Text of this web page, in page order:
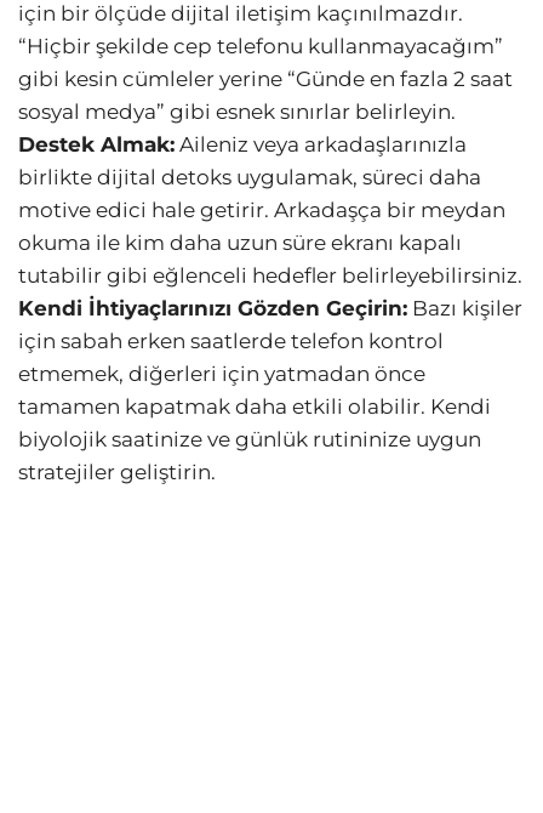
için bir ölçüde dijital iletişim kaçınılmazdır.
“Hiçbir şekilde cep telefonu kullanmayacağım”
gibi kesin cümleler yerine “Günde en fazla 2 saat
sosyal medya” gibi esnek sınırlar belirleyin.
Destek Almak: Aileniz veya arkadaşlarınızla
birlikte dijital detoks uygulamak, süreci daha
motive edici hale getirir. Arkadaşça bir meydan
okuma ile kim daha uzun süre ekranı kapalı
tutabilir gibi eğlenceli hedefler belirleyebilirsiniz.
Kendi İhtiyaçlarınızı Gözden Geçirin: Bazı kişiler
için sabah erken saatlerde telefon kontrol
etmemek, diğerleri için yatmadan önce
tamamen kapatmak daha etkili olabilir. Kendi
biyolojik saatinize ve günlük rutininize uygun
stratejiler geliştirin.